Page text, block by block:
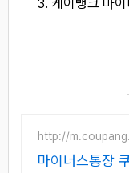
http://
마이너스통장